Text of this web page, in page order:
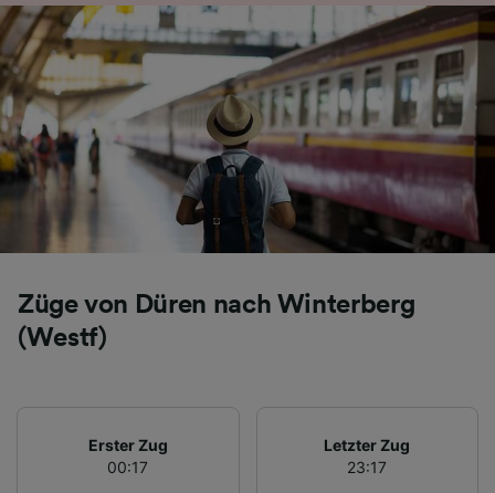
Züge von Düren nach Winterberg
(Westf)
Erster Zug
00:17
Letzter Zug
23:17
Verwendung genauer Standortdaten.
Endgeräteeigenschaften zur Identifikation
aktiv abfragen. Speichern von oder Zugriff auf
Informationen auf einem Endgerät.
Personalisierte Werbung und Inhalte, Messung
von Werbeleistung und der Performance von
Inhalten, Zielgruppenforschung sowie
Entwicklung und Verbesserung von
Angeboten.
Liste der Partner (Lieferanten)